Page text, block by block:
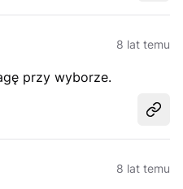
8 lat temu
przy wyborze.
8 lat temu